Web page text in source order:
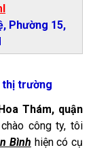
Phường 15,
thị trường
Thám, quận
chào công ty, tôi
Bình hiện có cụ